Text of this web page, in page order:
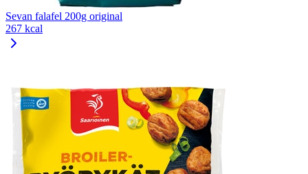
Sevan falafel 200g original
267 kcal